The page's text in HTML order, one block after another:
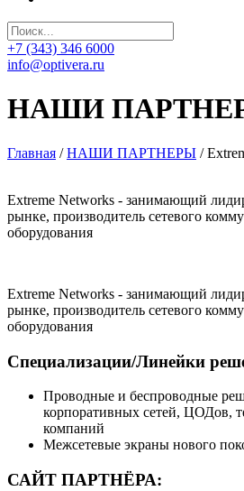
+7 (343) 346 6000
info@optivera.ru
НАШИ
Главная / НАШИ ПАРТНЕРЫ /
Extreme Networks - занимающий
рынке, производитель сетевого
оборудования
Extreme Networks - занимающий
рынке, производитель сетевого
оборудования
Специализации/Линейки
Проводные и беспроводные
корпоративных сетей, ЦОДов,
компаний
Межсетевые экраны нового
САЙТ ПАРТНЁРА: